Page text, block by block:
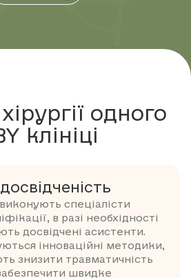
одного
клініці
спеціалісти
в разі необхідності
досвідчені асистенти.
інноваційні методики,
знизити травматичність
швидке